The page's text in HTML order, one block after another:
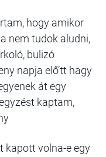
hogy amikor
nem tudok aludni,
bulizó
napja elő‘tt hagy
át egy
kaptam,
kapott volna-e egy